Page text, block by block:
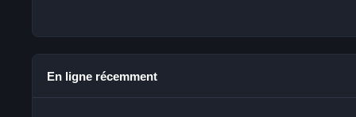
En ligne récemment